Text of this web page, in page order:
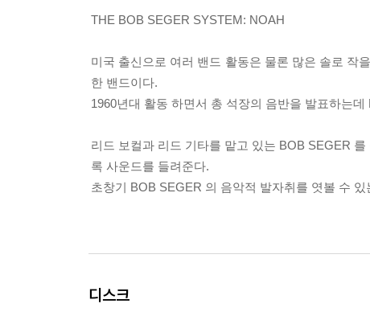
THE BOB SEGER SYSTEM: NOAH
미국 출신으로 여러 밴드 활동은 물론 많은 솔로 작
한 밴드이다.
1960년대 활동 하면서 총 석장의 음반을 발표하는
리드 보컬과 리드 기타를 맡고 있는 BOB SEGER
록 사운드를 들려준다.
초창기 BOB SEGER 의 음악적 발자취를 엿볼 수
디스크